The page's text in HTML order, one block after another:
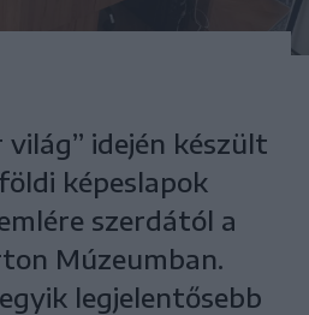
világ” idején készült
képeslapok
szerdától a
Múzeumban.
legjelentősebb